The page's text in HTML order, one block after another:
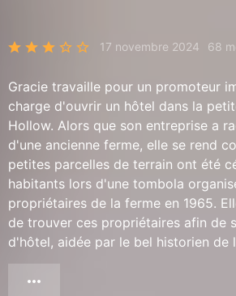
17 novembre 2024 68
Gracie travaille pour un promoteur
charge d'ouvrir un hôtel dans la
Hollow. Alors que son entreprise a
d'une ancienne ferme, elle se rend
petites parcelles de terrain ont été
habitants lors d'une tombola
propriétaires de la ferme en 1965.
de trouver ces propriétaires afin de
d'hôtel, aidée par le bel historien de